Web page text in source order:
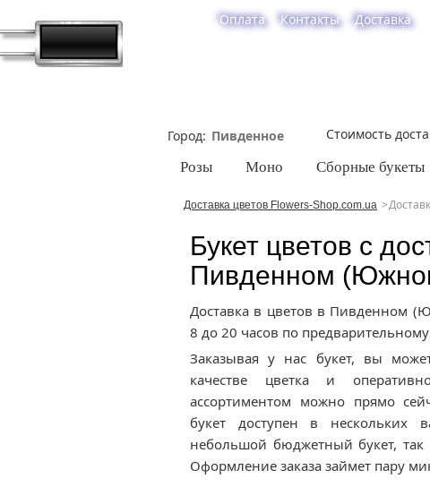
Оплата Контакты Доставка
Город Стоимость
Розы Моно Сборные букеты
Доставка цветов Flowers-Shop.com.ua
Букет цветов с
Пивденном
Доставка в цветов в Пивденном
8 до 20 часов по предварительному
Заказывая у нас букет, вы
качестве цветка и
ассортиментом можно прямо
букет доступен в нескольких
небольшой бюджетный букет,
Оформление заказа займет пару